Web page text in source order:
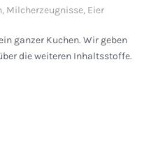
Milcherzeugnisse, Eier
ganzer Kuchen. Wir geben
die weiteren Inhaltsstoffe.